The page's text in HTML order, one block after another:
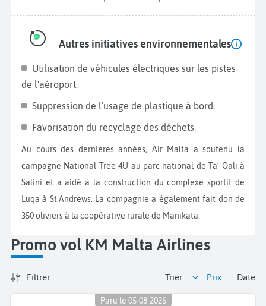
Autres initiatives environnementales
Utilisation de véhicules électriques sur les pistes
de l'aéroport.
Suppression de l’usage de plastique à bord.
Favorisation du recyclage des déchets.
Au cours des dernières années, Air Malta a soutenu la
campagne National Tree 4U au parc national de Ta’ Qali à
Salini et a aidé à la construction du complexe sportif de
Luqa à St.Andrews. La compagnie a également fait don de
350 oliviers à la coopérative rurale de Manikata.
Promo vol KM Malta Airlines
Filtrer Trier prix date
Paru le 05-08-2026